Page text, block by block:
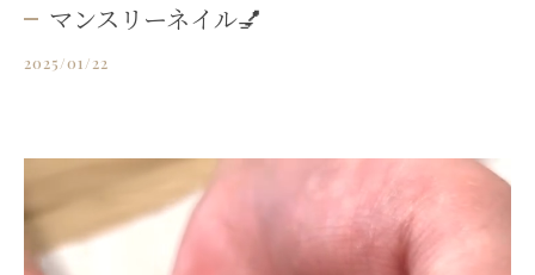
マンスリーネイル💅
2025/01/22